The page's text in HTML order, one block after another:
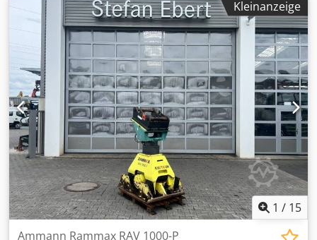
pro Stück: € 3.400,- exkl. MwSt Mehrere auf Lager!Kleinanzeige
1 / 15
Ammann Rammax RAV 1000-P